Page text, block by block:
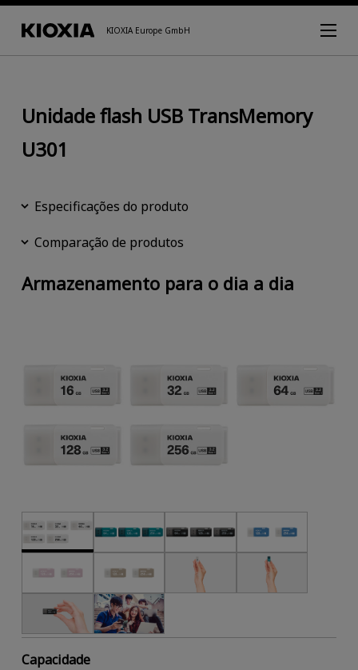
KIOXIA Europe GmbH
Unidade flash USB TransMemory
U301
Especificações do produto
Comparação de produtos
Armazenamento para o dia a dia
Capacidade